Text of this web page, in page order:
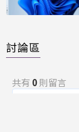
討論區
共有 0則留言